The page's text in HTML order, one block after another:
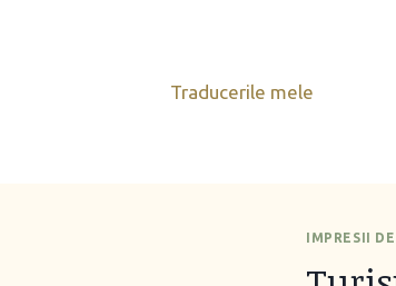
Traducerile mele
IMPRESII